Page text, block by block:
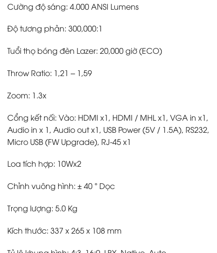
Cường độ sáng: 4.000 ANSI Lumens
Độ tương phản: 300,000:1
Tuổi thọ bóng đèn Lazer: 20,000 giờ (ECO)
Throw Ratio: 1,21 – 1,59
Zoom: 1.3x
Cổng kết nối: Vào: HDMI x1, HDMI / MHL x1, VGA in x1,
Audio in x 1, Audio out x1, USB Power (5V / 1.5A), RS232,
Micro USB (FW Upgrade), RJ-45 x1
Loa tích hợp: 10Wx2
Chỉnh vuông hình: ± 40 ° Dọc
Trọng lượng: 5.0 Kg
Kích thước: 337 x 265 x 108 mm